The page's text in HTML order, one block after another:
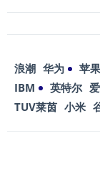
浪潮 华为 苹果
IBM
英特尔
TUV莱茵 小米